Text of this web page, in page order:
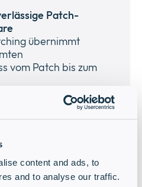
content and ads, to
and to analyse our traffic.
Patch-
übernimmt
vom Patch bis zum